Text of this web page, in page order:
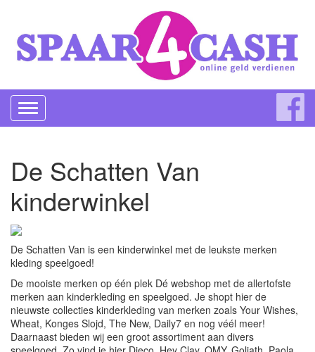
Toggle
navigation
De Schatten Van
kinderwinkel
De Schatten Van is een kinderwinkel met de leukste merken
kleding speelgoed!
De mooiste merken op één plek Dé webshop met de allertofste
merken aan kinderkleding en speelgoed. Je shopt hier de
nieuwste collecties kinderkleding van merken zoals Your Wishes,
Wheat, Konges Slojd, The New, Daily7 en nog véél meer!
Daarnaast bieden wij een groot assortiment aan divers